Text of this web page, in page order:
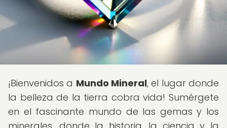
¡Bienvenidos a Mundo Mineral, el lugar donde
la belleza de la tierra cobra vida! Sumérgete
en el fascinante mundo de las gemas y los